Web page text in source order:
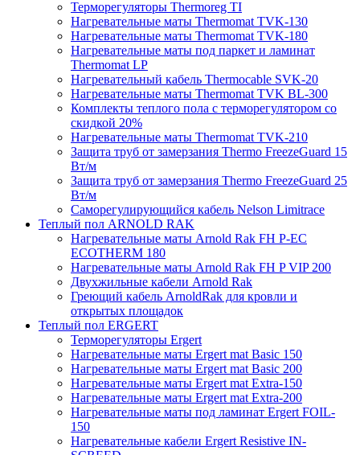
Терморегуляторы Thermoreg TI
Нагревательные маты Thermomat TVK-130
Нагревательные маты Thermomat TVK-180
Нагревательные маты под паркет и ламинат
Thermomat LP
Нагревательный кабель Thermocable SVK-20
Нагревательные маты Thermomat TVK BL-300
Комплекты теплого пола с терморегулятором со
скидкой 20%
Нагревательные маты Thermomat TVK-210
Защита труб от замерзания Thermo FreezeGuard 15
Вт/м
Защита труб от замерзания Thermo FreezeGuard 25
Вт/м
Саморегулирующийся кабель Nelson Limitrace
Теплый пол ARNOLD RAK
Нагревательные маты Arnold Rak FH P-EC
ECOTHERM 180
Нагревательные маты Arnold Rak FH P VIP 200
Двухжильные кабели Arnold Rak
Греющий кабель ArnoldRak для кровли и
открытых площадок
Теплый пол ERGERT
Терморегуляторы Ergert
Нагревательные маты Ergert mat Basic 150
Нагревательные маты Ergert mat Basic 200
Нагревательные маты Ergert mat Extra-150
Нагревательные маты Ergert mat Extra-200
Нагревательные маты под ламинат Ergert FOIL-
150
Нагревательные кабели Ergert Resistive IN-